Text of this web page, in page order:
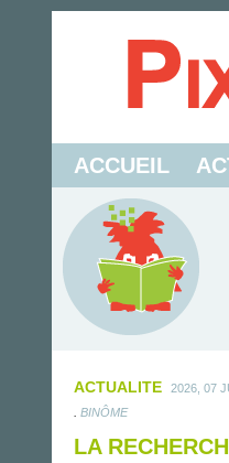
ACCUEIL
ACTUALITE 2026, 07
BINÔME
LA